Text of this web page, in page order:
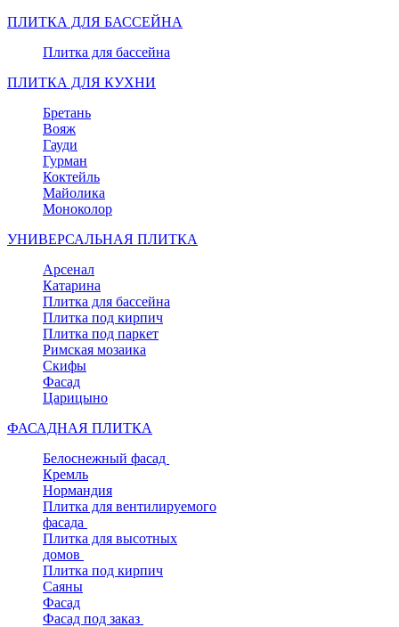
ПЛИТКА ДЛЯ БАССЕЙНА
Плитка для бассейна
ПЛИТКА ДЛЯ КУХНИ
Бретань
Вояж
Гауди
Гурман
Коктейль
Майолика
Моноколор
УНИВЕРСАЛЬНАЯ ПЛИТКА
Арсенал
Катарина
Плитка для бассейна
Плитка под кирпич
Плитка под паркет
Римская мозаика
Скифы
Фасад
Царицыно
ФАСАДНАЯ ПЛИТКА
Белоснежный фасад
Кремль
Нормандия
Плитка для вентилируемого
фасада
Плитка для высотных
домов
Плитка под кирпич
Саяны
Фасад
Фасад под заказ